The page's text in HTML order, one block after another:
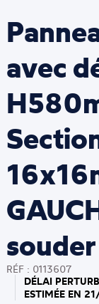
avec
souder
RÉF : 0113607
DÉLAI
ESTIMÉE EN